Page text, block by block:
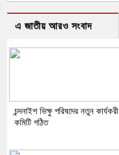
এ জাতীয় আরও সংবাদ
চন্দনাইশ ভিক্ষু পরিষদের নতুন কার্যকরী
কমিটি গঠিত